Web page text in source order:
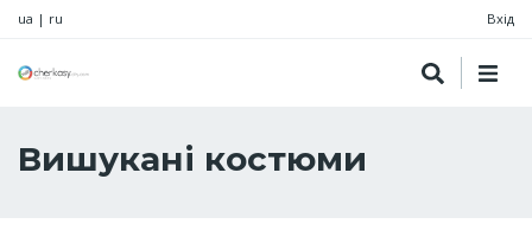
ua | ru Вхід
Вишукані костюми